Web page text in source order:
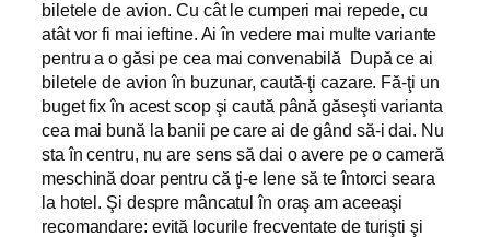
biletele de avion. Cu cât le cumperi mai repede, cu
atât vor fi mai ieftine. Ai în vedere mai multe variante
pentru a o găsi pe cea mai convenabilă După ce ai
biletele de avion în buzunar, caută-ţi cazare. Fă-ţi un
buget fix în acest scop şi caută până găseşti varianta
cea mai bună la banii pe care ai de gând să-i dai. Nu
sta în centru, nu are sens să dai o avere pe o cameră
meschină doar pentru că ţi-e lene să te întorci seara
la hotel. Şi despre mâncatul în oraş am aceeaşi
recomandare: evită locurile frecventate de turişti şi